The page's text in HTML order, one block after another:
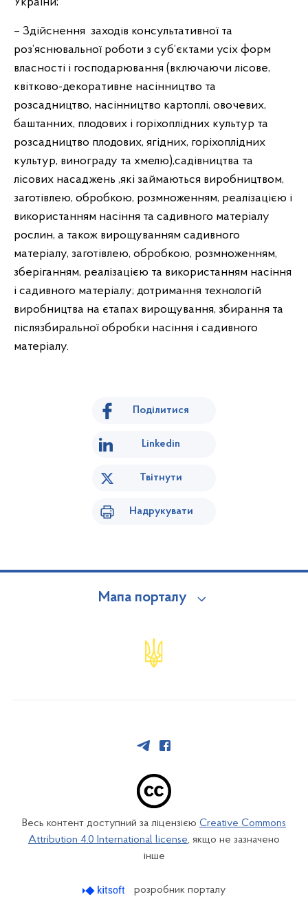
– Здійснення заходів консультативної та
роз’яснювальної роботи з суб’єктами усіх форм
власності і господарювання (включаючи лісове,
квітково-декоративне насінництво та
розсадництво, насінництво картоплі, овочевих,
баштанних, плодових і горіхоплідних культур та
розсадництво плодових, ягідних, горіхоплідних
культур, винограду та хмелю),садівництва та
лісових насаджень ,які займаються виробництвом,
заготівлею, обробкою, розмноженням, реалізацією і
використанням насіння та садивного матеріалу
рослин, а також вирощуванням садивного
матеріалу, заготівлею, обробкою, розмноженням,
зберіганням, реалізацією та використанням насіння
і садивного матеріалу; дотримання технологій
виробництва на єтапах вирощування, збирання та
післязбиральної обробки насіння і садивного
матеріалу.
Поділитися
Linkedin
Твітнути
Надрукувати
Мапа порталу
Весь контент доступний за ліцензією Creative Commons
Attribution 4.0 International license, якщо не зазначено
інше
розробник порталу